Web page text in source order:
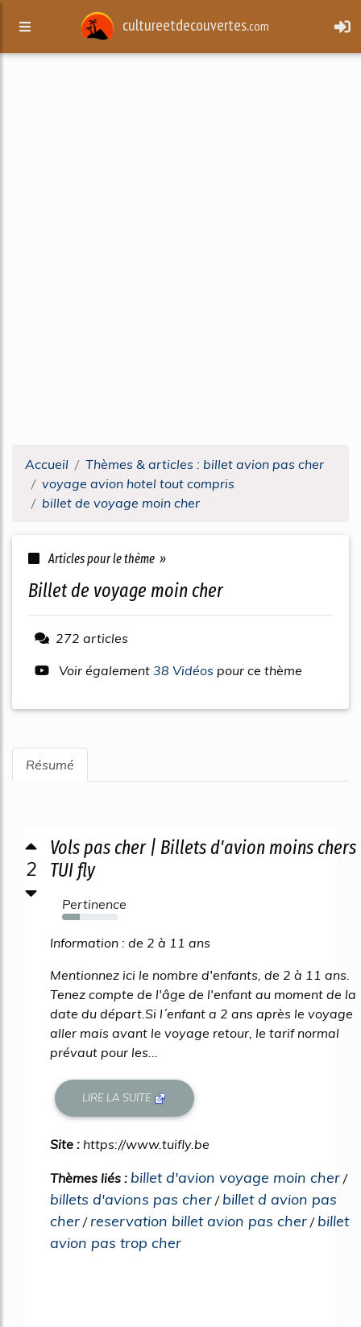
cultureetdecouvertes.com
Accueil
Thèmes & articles : billet avion pas cher
voyage avion hotel tout compris
billet de voyage moin cher
Articles pour le thème »
billet de voyage moin cher
272 articles
Voir également 38 Vidéos pour ce thème
Résumé
2
Vols pas cher | Billets d'avion moins chers
TUI fly
Pertinence
31%
Information : de 2 à 11 ans
Mentionnez ici le nombre d'enfants, de 2 à 11 ans.
Tenez compte de l'âge de l'enfant au moment de la
date du départ.Si l´enfant a 2 ans après le voyage
aller mais avant le voyage retour, le tarif normal
prévaut pour les...
LIRE LA SUITE
Site : https://www.tuifly.be
Thèmes liés : billet d'avion voyage moin cher /
billets d'avions pas cher / billet d avion pas
cher / reservation billet avion pas cher / billet
avion pas trop cher